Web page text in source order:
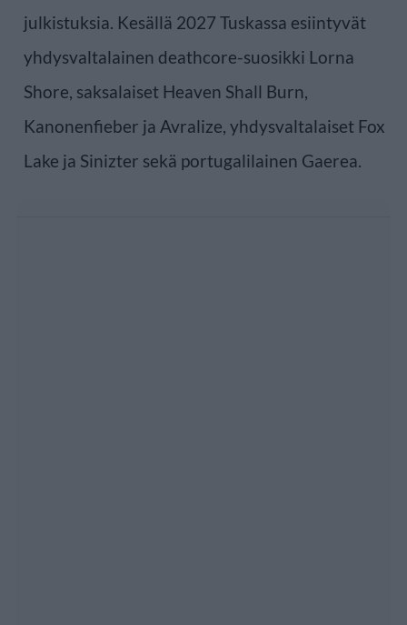
julkistuksia. Kesällä 2027 Tuskassa esiintyvät
yhdysvaltalainen deathcore-suosikki Lorna
Shore, saksalaiset Heaven Shall Burn,
Kanonenfieber ja Avralize, yhdysvaltalaiset Fox
Lake ja Sinizter sekä portugalilainen Gaerea.